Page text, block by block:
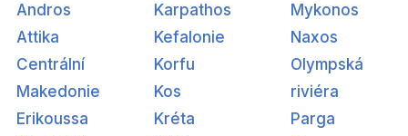
Andros
Attika
Centrální
Makedonie
Erikoussa
Karpathos
Kefalonie
Korfu
Kos
Kréta
Mykonos
Naxos
Olympská
riviéra
Parga